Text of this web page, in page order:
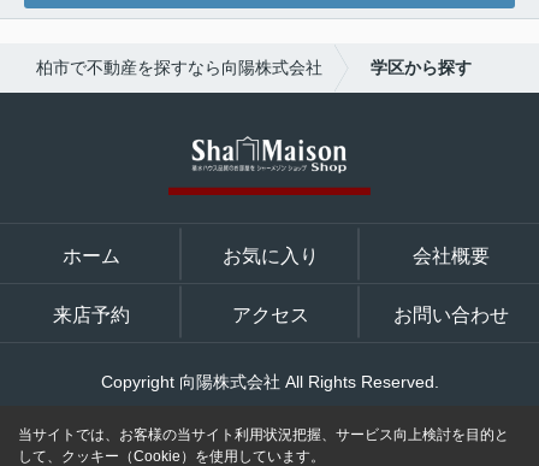
柏市で不動産を探すなら向陽株式会社 学区から探す
ホーム お気に入り 会社概要
来店予約 アクセス お問い合わせ
Copyright 向陽株式会社 All Rights Reserved.
当サイトでは、お客様の当サイト利用状況把握、サービス向上検討を目的と
して、クッキー（Cookie）を使用しています。